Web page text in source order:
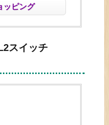
ッピング
スイッチ